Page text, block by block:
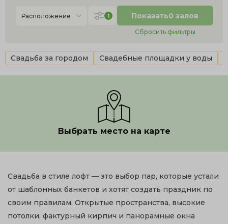
Выпускной
Новогодний корпоратив
Расположение 1 Показать0 залов
Сбросить фильтры
Свадьба за городом Свадебные площадки у воды
Выбрать место на карте
Свадьба в стиле лофт — это выбор пар, которые устали
от шаблонных банкетов и хотят создать праздник по
своим правилам. Открытые пространства, высокие
потолки, фактурный кирпич и панорамные окна